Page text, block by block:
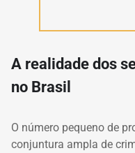
A realidade dos
no Brasil
O número pequeno de
conjuntura ampla de